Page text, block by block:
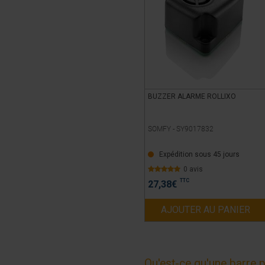
BUZZER ALARME ROLLIXO
SOMFY - SY9017832
Expédition sous 45 jours
0 avis
27,38€ TTC
AJOUTER AU PANIER